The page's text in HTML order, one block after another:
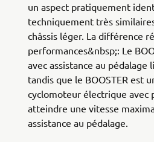
un aspect pratiquement
techniquement très
châssis léger. La différence
performances&nbsp;: Le
avec assistance au
tandis que le BOOSTER est
cyclomoteur électrique avec
atteindre une vitesse
assistance au pédalage.